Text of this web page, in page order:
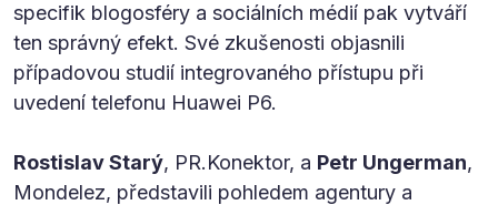
specifik blogosféry a sociálních médií pak vytváří
ten správný efekt. Své zkušenosti objasnili
případovou studií integrovaného přístupu při
uvedení telefonu Huawei P6.
Rostislav Starý, PR.Konektor, a Petr Ungerman,
Mondelez, představili pohledem agentury a